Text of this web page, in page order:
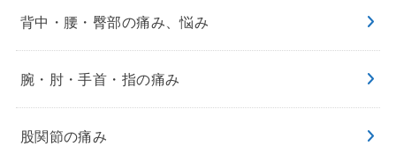
背中・腰・臀部の痛み、悩み
腕・肘・手首・指の痛み
股関節の痛み